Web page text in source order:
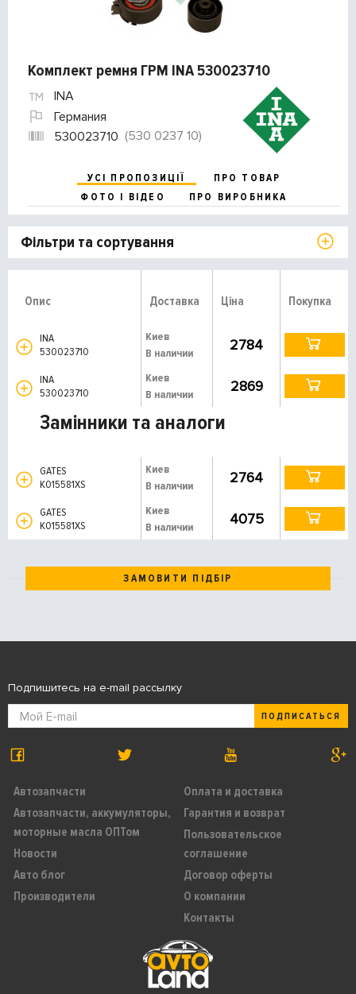
Комплект ремня ГРМ INA 530023710
INA
Германия
530023710 (530 0237 10)
УСІ ПРОПОЗИЦІЇ
ПРО ТОВАР
ФОТО І ВІДЕО
ПРО ВИРОБНИКА
Фільтри та сортування
Опис Доставка Ціна Покупка
INA
530023710
Киев
В наличии
2784
INA
530023710
Киев
В наличии
2869
Замінники та аналоги
GATES
K015581XS
Киев
В наличии
2764
GATES
K015581XS
Киев
В наличии
4075
ЗАМОВИТИ ПІДБІР
Автозапчасти
Автозапчасти, аккумуляторы,
моторные масла ОПТом
Новости
Авто блог
Производители
Оплата и доставка
Гарантия и возврат
Пользовательское
соглашение
Договор оферты
О компании
Контакты
Подпишитесь на e-mail рассылку
ПОДПИСАТЬСЯ